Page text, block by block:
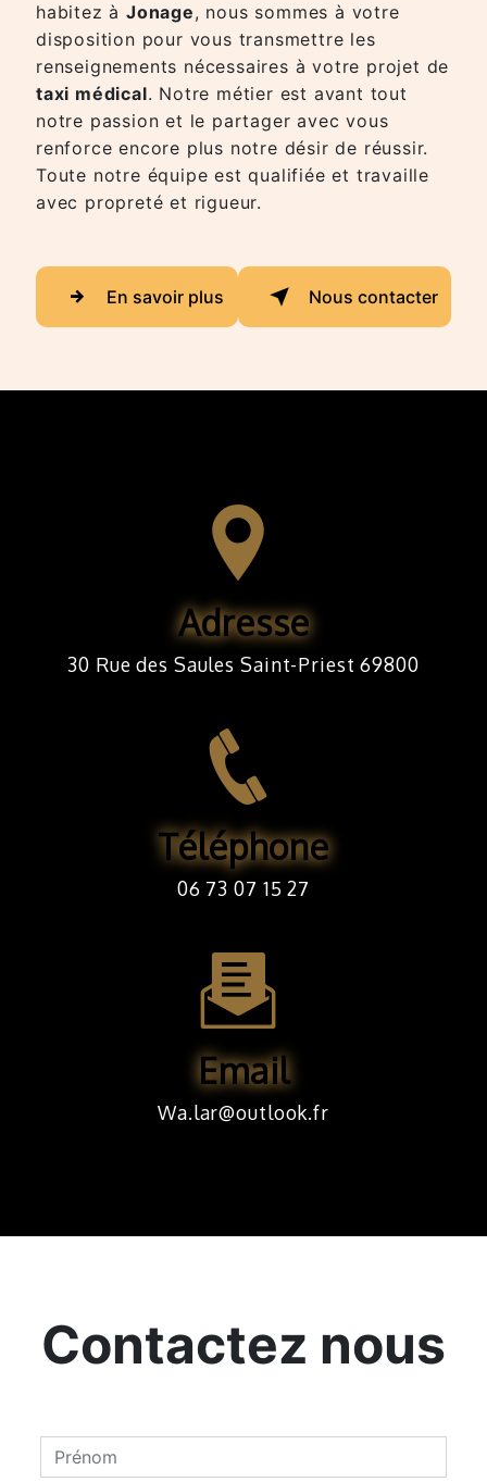
habitez àJonage, nous sommes à votre
disposition pour vous transmettre les
renseignements nécessaires à votre projet de
taxi médical. Notre métier est avant tout
notre passion et le partager avec vous
renforce encore plus notre désir de réussir.
Toute notre équipe est qualifiée et travaille
avec propreté et rigueur.
En savoir plus Nous contacter
Adresse
30 Rue des Saules Saint-Priest 69800
Téléphone
06 73 07 15 27
Email
wa.lar@outlook.fr
Contactez nous